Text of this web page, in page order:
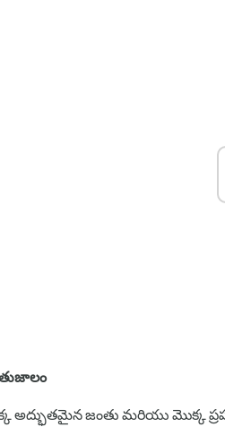
అద్భుతమైన జంతు మరియు మొక్క